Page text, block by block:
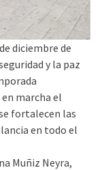
diciembre de
y la paz
marcha el
fortalecen las
en todo el
Muñiz Neyra,